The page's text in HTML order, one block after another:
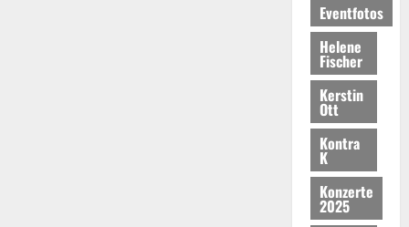
Eventfotos
Helene
Fischer
Kerstin
Ott
Kontra
K
Konzerte
2025